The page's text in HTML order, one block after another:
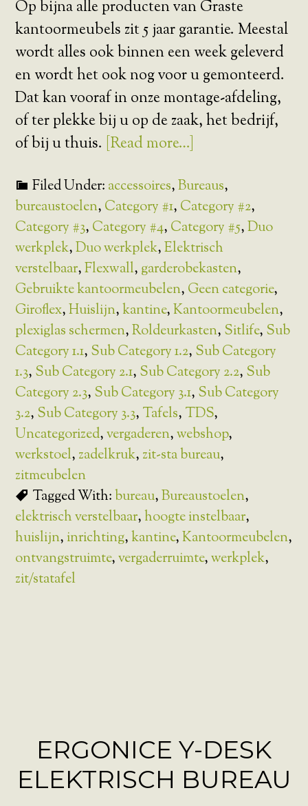
Op bijna alle producten van Graste
kantoormeubels zit 5 jaar garantie. Meestal
wordt alles ook binnen een week geleverd
en wordt het ook nog voor u gemonteerd.
Dat kan vooraf in onze montage-afdeling,
of ter plekke bij u op de zaak, het bedrijf,
of bij u thuis. [Read more…]
Filed Under: accessoires,Bureaus,
bureaustoelen, Category #1, Category #2,
Category #3, Category #4, Category #5,Duo
werkplek,Duo werkplek,Elektrisch
verstelbaar,Flexwall, garderobekasten,
Gebruikte kantoormeubelen, Geen categorie,
Giroflex,Huislijn,kantine,Kantoormeubelen,
plexiglas schermen,Roldeurkasten, Sitlife, Sub
Category 1.1, Sub Category 1.2, Sub Category
1.3, Sub Category 2.1, Sub Category 2.2, Sub
Category 2.3, Sub Category 3.1, Sub Category
3.2, Sub Category 3.3, Tafels, TDS,
Uncategorized,vergaderen,webshop,
werkstoel, zadelkruk, zit-sta bureau,
zitmeubelen
Tagged With:bureau,Bureaustoelen,
elektrisch verstelbaar,hoogte instelbaar,
huislijn, inrichting,kantine,Kantoormeubelen,
ontvangstruimte,vergaderruimte,werkplek,
zit/statafel
ERGONICE Y-DESK
ELEKTRISCH BUREAU